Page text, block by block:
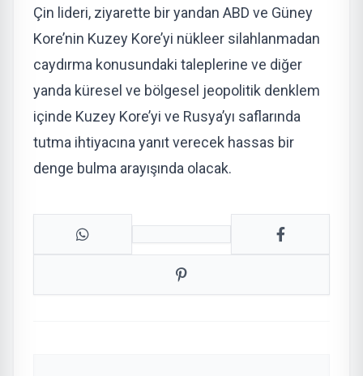
Çin lideri, ziyarette bir yandan ABD ve Güney
Kore’nin Kuzey Kore’yi nükleer silahlanmadan
caydırma konusundaki taleplerine ve diğer
yanda küresel ve bölgesel jeopolitik denklem
içinde Kuzey Kore’yi ve Rusya’yı saflarında
tutma ihtiyacına yanıt verecek hassas bir
denge bulma arayışında olacak.